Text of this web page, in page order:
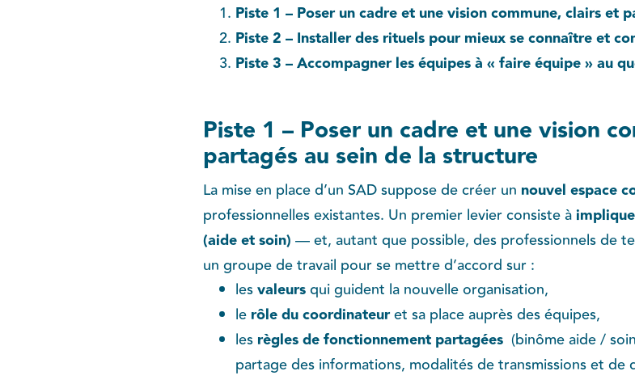
Piste 1 – Poser un cadre et une vision commune, clairs et
Piste 2 – Installer des rituels pour mieux se connaître et
Piste 3 – Accompagner les équipes à « faire équipe » au
Piste 1 – Poser un cadre et une vision
partagés au sein de la structure
La mise en place d’un SAD suppose de créer un nouvel espace
professionnelles existantes. Un premier levier consiste à
(aide et soin) — et, autant que possible, des professionnels de
un groupe de travail pour se mettre d’accord sur :
lesvaleursqui guident la nouvelle organisation,
le rôle du coordinateuret sa place auprès des équipes,
les règles de fonctionnement partagées (binôme aide /
partage des informations, modalités de transmissions et de